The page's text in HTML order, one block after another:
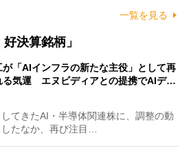
一覧を見る
決算銘柄」
が「AIインフラの新たな主役」として再
る気運 エヌビディアとの提携でAIデ…
てきたAI・半導体関連株に、調整の動
たなか、再び注目…